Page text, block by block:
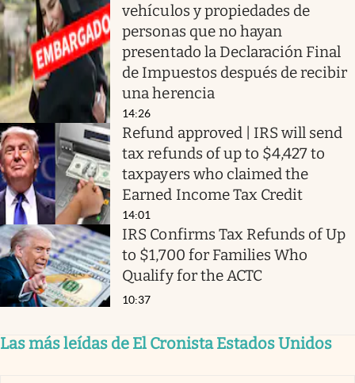
vehículos y propiedades de
personas que no hayan
presentado la Declaración Final
de Impuestos después de recibir
una herencia
14:26
Refund approved | IRS will send
tax refunds of up to $4,427 to
taxpayers who claimed the
Earned Income Tax Credit
14:01
IRS Confirms Tax Refunds of Up
to $1,700 for Families Who
Qualify for the ACTC
10:37
Las más leídas de El Cronista Estados Unidos